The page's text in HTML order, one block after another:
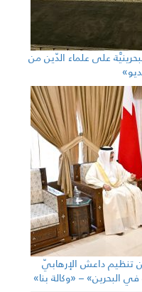
على علماء الدّين من
داعش الإرهابيّ
– «وكالة بنا»